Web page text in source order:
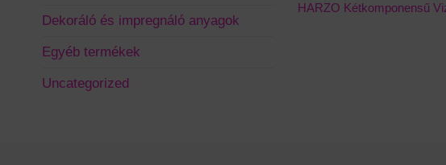
Dekoráló és impregnáló anyagok
Egyéb termékek
Uncategorized
HARZO Kétkomponensű